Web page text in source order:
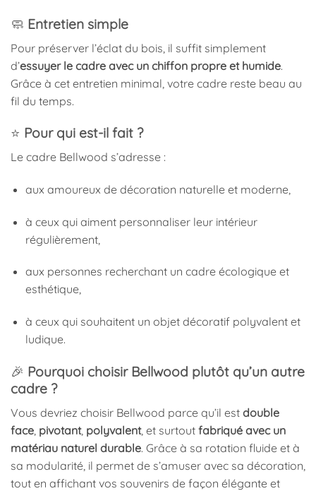
🧼 Entretien simple
Pour préserver l’éclat du bois, il suffit simplement
d’essuyer le cadre avec un chiffon propre et humide.
Grâce à cet entretien minimal, votre cadre reste beau au
fil du temps.
⭐ Pour qui est-il fait ?
Le cadre Bellwood s’adresse :
aux amoureux de décoration naturelle et moderne,
à ceux qui aiment personnaliser leur intérieur
régulièrement,
aux personnes recherchant un cadre écologique et
esthétique,
à ceux qui souhaitent un objet décoratif polyvalent et
ludique.
🎉 Pourquoi choisir Bellwood plutôt qu’un autre
cadre ?
Vous devriez choisir Bellwood parce qu’il est double
face pivotant, polyvalent, et surtout fabriqué avec un
matériau naturel durable. Grâce à sa rotation fluide et à
sa modularité, il permet de s’amuser avec sa décoration,
tout en affichant vos souvenirs de façon élégante et